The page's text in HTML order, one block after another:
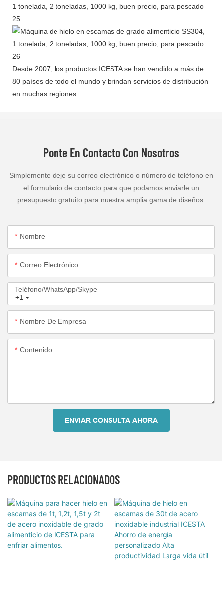
Desde 2007, los productos ICESTA se han vendido a más de
80 países de todo el mundo y brindan servicios de distribución
en muchas regiones.
Ponte En Contacto Con Nosotros
Simplemente deje su correo electrónico o número de teléfono en
el formulario de contacto para que podamos enviarle un
presupuesto gratuito para nuestra amplia gama de diseños.
Nombre
Correo Electrónico
+1
Teléfono/WhatsApp/Skype
Nombre De Empresa
Contenido
ENVIAR CONSULTA AHORA
PRODUCTOS RELACIONADOS